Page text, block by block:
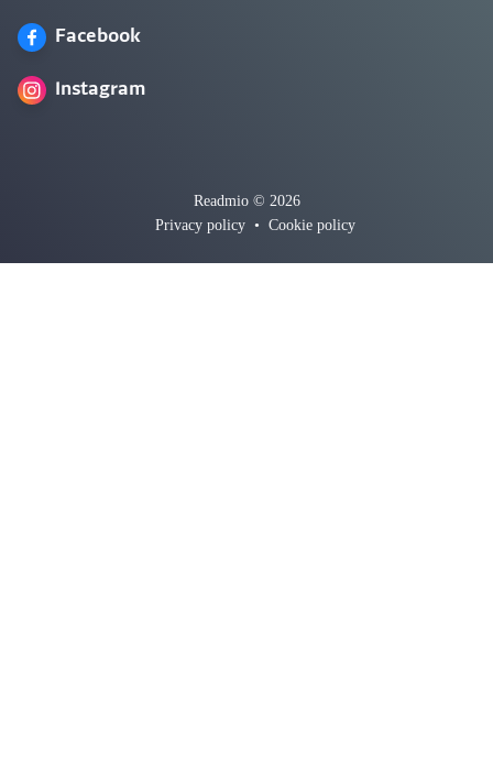
Facebook
Instagram
Readmio © 2026
Privacy policy • Cookie policy